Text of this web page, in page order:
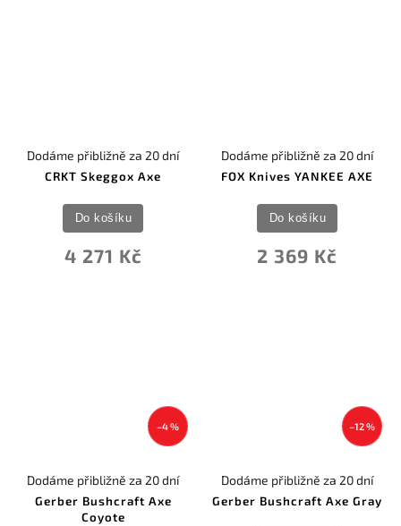
CRKT Skeggox Axe
Dodáme přibližně za 20 dní
4 271 Kč
Do košíku
FOX Knives YANKEE AXE
Dodáme přibližně za 20 dní
2 369 Kč
Do košíku
–4 %
Gerber Bushcraft Axe
Coyote
Dodáme přibližně za 20 dní
–12 %
Gerber Bushcraft Axe Gray
Dodáme přibližně za 20 dní